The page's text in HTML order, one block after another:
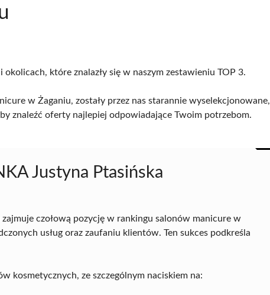
które znalazły się w naszym zestawieniu TOP 3.
w Żaganiu, zostały przez nas starannie wyselekcjonowane,
znaleźć oferty najlepiej odpowiadające Twoim potrzebom.
Justyna Ptasińska
zajmuje czołową pozycję w rankingu salonów manicure w
usług oraz zaufaniu klientów. Ten sukces podkreśla
kosmetycznych, ze szczególnym naciskiem na: